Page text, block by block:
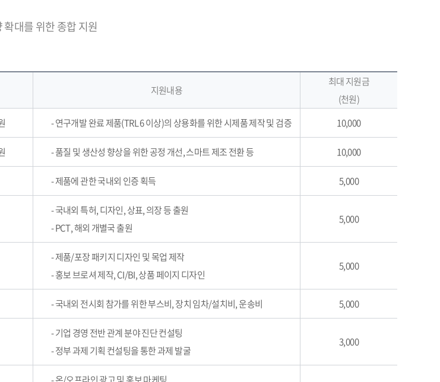
대를 위한 종합 지원
지원내용
최대 지원금
(천원)
- 연구개발 완료 제품(TRL 6 이상)의 상용화를 위한 시제품 제작 및 검증 10,000
- 품질 및 생산성 향상을 위한 공정 개선, 스마트 제조 전환 등 10,000
- 제품에 관한 국내외 인증 획득 5,000
- 국내외 특허, 디자인, 상표, 의장 등 출원
- PCT, 해외 개별국 출원
5,000
- 제품/포장 패키지 디자인 및 목업 제작
- 홍보 브로셔 제작, CI/BI, 상품 페이지 디자인
5,000
- 국내외 전시회 참가를 위한 부스비, 장치 임차/설치비, 운송비 5,000
- 기업 경영 전반 관계 분야 진단 컨설팅
- 정부 과제 기획 컨설팅을 통한 과제 발굴
3,000